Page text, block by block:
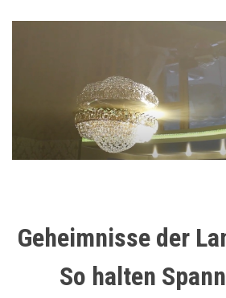
Geheimnisse der
So halten